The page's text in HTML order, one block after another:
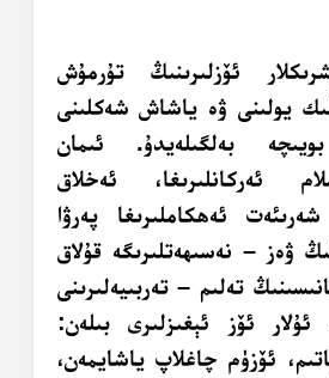
ئۆزلىرىنىڭ تۇرمۇش
يولىنى ۋە ياشاش شەكلىنى
بەلگىلەيدۇ. ئىمان
ئەركانلىرىغا، ئەخلاق
شەرىئەت ئەھكاملىرىغا پەرۋا
ۋەز – نەسىھەتلىرىگە قۇلاق
تەلىم – تەربىيەلىرىنى
ئۇلار ئۆز ئېغىزلىرى بىلەن:
ئۆزۈم چاغلاپ ياشايمەن،